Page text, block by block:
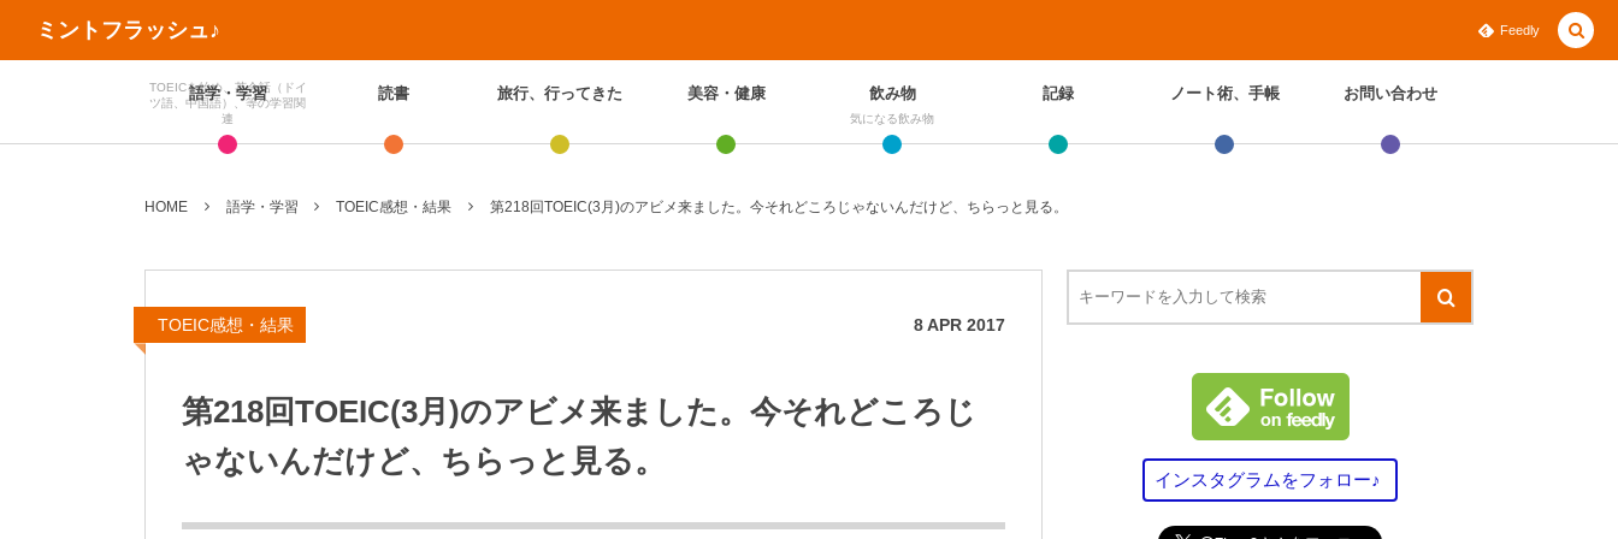
ミントフラッシュ♪ Feedly
語学・学習
TOEICを始め、英会話（ドイ
ツ語、中国語）、等の学習関
連
読書 旅行、行ってきた 美容・健康 飲み物
気になる飲み物
記録 ノート術、手帳 お問い合わせ
HOME 語学・学習 TOEIC感想・結果 第218回TOEIC(3月)のアビメ来ました。今それどころじゃないんだけど、ちらっと見る。
TOEIC感想・結果 8APR 2017
第218回TOEIC(3月)のアビメ来ました。今それどころじ
ゃないんだけど、ちらっと見る。
インスタグラムをフォロー♪